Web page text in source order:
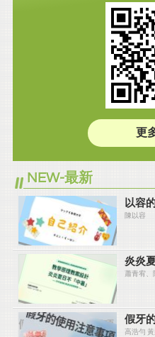
更
NEW-最新
以容
陳以容
炎炎
蕭青宥、
假牙
高浩勻